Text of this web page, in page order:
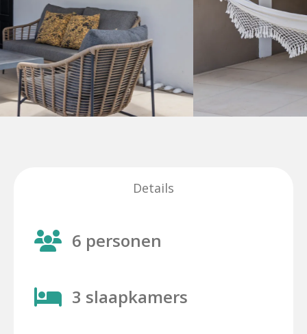
Details
6 personen
3 slaapkamers